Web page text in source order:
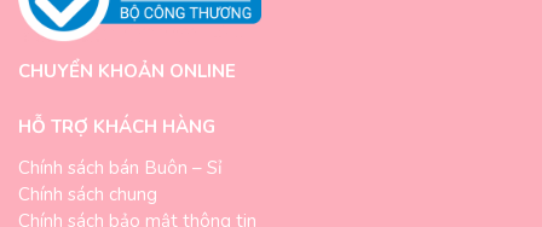
CHUYỂN KHOẢN ONLINE
HỖ TRỢ KHÁCH HÀNG
Chính sách bán Buôn – Sỉ
Chính sách chung
Chính sách bảo mật thông tin